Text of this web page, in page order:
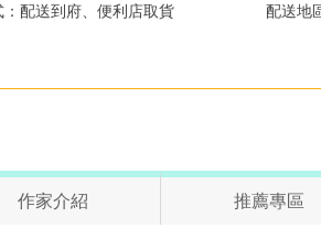
：配送到府、便利店取貨 配送地
作家介紹 推薦專區